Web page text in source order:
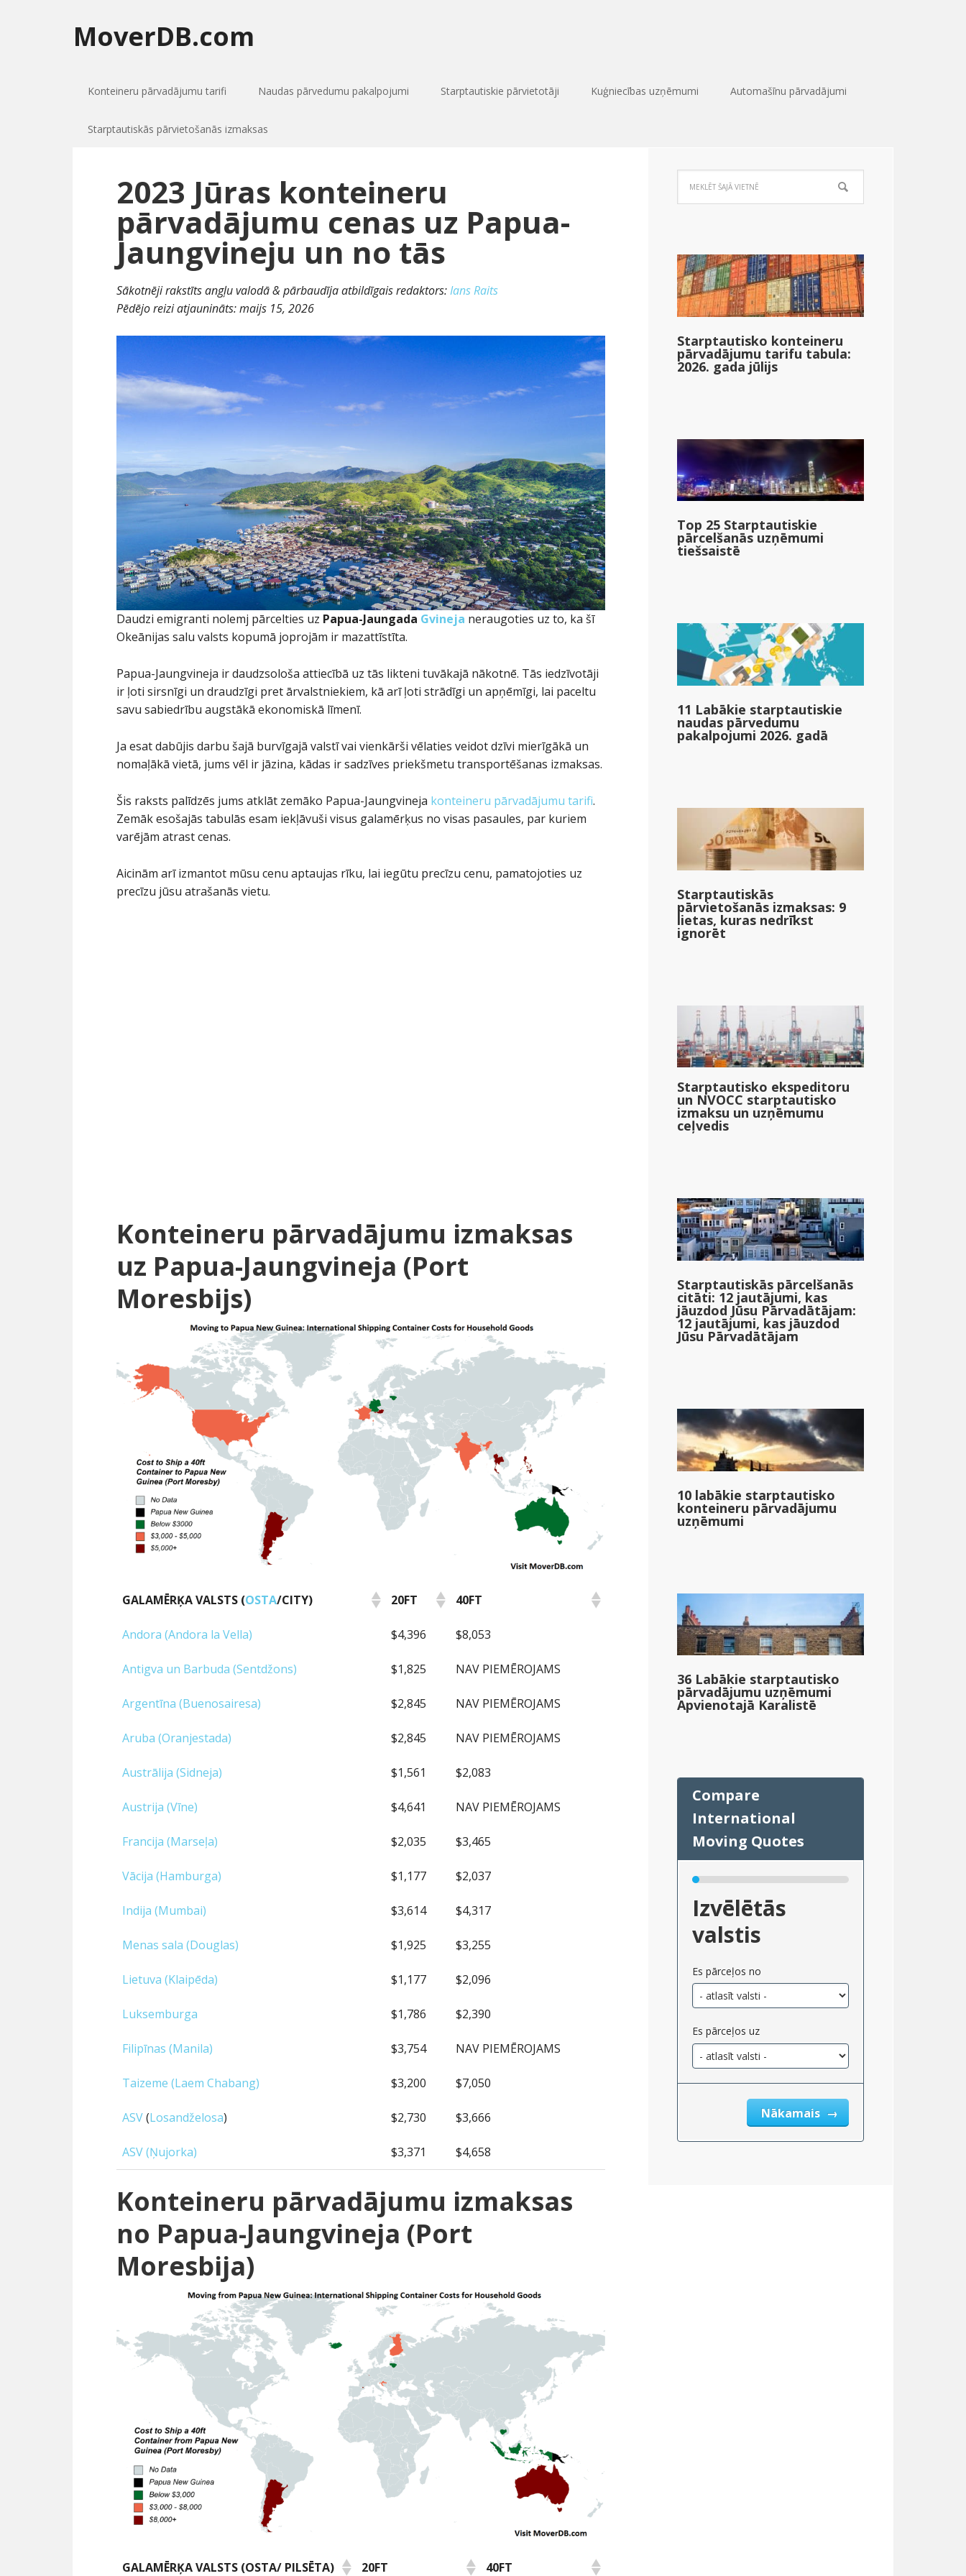
MoverDB.com
Konteineru pārvadājumu tarifi Naudas pārvedumu pakalpojumi Starptautiskie pārvietotāji Kuģniecības uzņēmumi Automašīnu pārvadājumi
Starptautiskās pārvietošanās izmaksas
2023 Jūras konteineru
pārvadājumu cenas uz Papua-
Jaungvineju un no tās
Sākotnēji rakstīts angļu valodā & pārbaudīja atbildīgais redaktors:Ians Raits
Pēdējo reizi atjaunināts:maijs 15, 2026
Daudzi emigranti nolemj pārcelties uz Papua-Jaungada Gvineja neraugoties uz to, ka šī
Okeānijas salu valsts kopumā joprojām ir mazattīstīta.
Papua-Jaungvineja ir daudzsološa attiecībā uz tās likteni tuvākajā nākotnē. Tās iedzīvotāji
ir ļoti sirsnīgi un draudzīgi pret ārvalstniekiem, kā arī ļoti strādīgi un apņēmīgi, lai paceltu
savu sabiedrību augstākā ekonomiskā līmenī.
Ja esat dabūjis darbu šajā burvīgajā valstī vai vienkārši vēlaties veidot dzīvi mierīgākā un
nomaļākā vietā, jums vēl ir jāzina, kādas ir sadzīves priekšmetu transportēšanas izmaksas.
Šis raksts palīdzēs jums atklāt zemāko Papua-Jaungvineja konteineru pārvadājumu tarifi.
Zemāk esošajās tabulās esam iekļāvuši visus galamērķus no visas pasaules, par kuriem
varējām atrast cenas.
Aicinām arī izmantot mūsu cenu aptaujas rīku, lai iegūtu precīzu cenu, pamatojoties uz
precīzu jūsu atrašanās vietu.
Konteineru pārvadājumu izmaksas
uz Papua-Jaungvineja (Port
Moresbijs)
GALAMĒRĶA VALSTS (OSTA/CITY) 20FT
40FT
GALAMĒRĶA VALSTS (OSTA 20FT 40FT
Andora (Andora la Vella) $4,396 $8,053
Antigva un Barbuda (Sentdžons) $1,825 NAV PIEMĒROJAMS
Argentīna (Buenosairesa) $2,845 NAV PIEMĒROJAMS
Aruba (Oranjestada) $2,845 NAV PIEMĒROJAMS
Austrālija (Sidneja) $1,561 $2,083
Austrija (Vīne) $4,641 NAV PIEMĒROJAMS
Francija (Marseļa) $2,035 $3,465
Vācija (Hamburga) $1,177 $2,037
Indija (Mumbai) $3,614 $4,317
Menas sala (Douglas) $1,925 $3,255
Lietuva (Klaipēda) $1,177 $2,096
Luksemburga $1,786 $2,390
Filipīnas (Manila) $3,754 NAV PIEMĒROJAMS
Taizeme (Laem Chabang) $3,200 $7,050
ASV(Losandželosa) $2,730 $3,666
ASV (Ņujorka) $3,371 $4,658
Konteineru pārvadājumu izmaksas
no Papua-Jaungvineja (Port
Moresbija)
GALAMĒRĶA VALSTS (OSTA/ PILSĒTA) 20FT 40FT
Starptautisko konteineru
pārvadājumu tarifu tabula:
2026. gada jūlijs
Top 25 Starptautiskie
pārcelšanās uzņēmumi
tiešsaistē
11 Labākie starptautiskie
naudas pārvedumu
pakalpojumi 2026. gadā
Starptautiskās
pārvietošanās izmaksas: 9
lietas, kuras nedrīkst
ignorēt
Starptautisko ekspeditoru
un NVOCC starptautisko
izmaksu un uzņēmumu
ceļvedis
Starptautiskās pārcelšanās
citāti: 12 jautājumi, kas
jāuzdod Jūsu Pārvadātājam:
12 jautājumi, kas jāuzdod
Jūsu Pārvadātājam
10 labākie starptautisko
konteineru pārvadājumu
uzņēmumi
36 Labākie starptautisko
pārvadājumu uzņēmumi
Apvienotajā Karalistē
Izvēlētās
valstis
Es pārceļos no
Es pārceļos uz
Nākamais